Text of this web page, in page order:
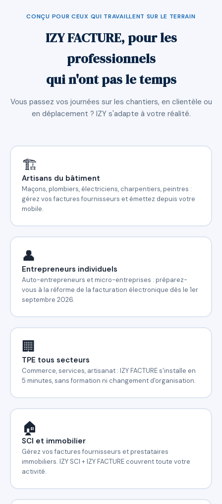
CONÇU POUR CEUX QUI TRAVAILLENT SUR LE TERRAIN
IZY FACTURE, pour les
professionnels
qui n'ont pas le temps
Vous passez vos journées sur les chantiers, en clientèle ou
en déplacement ? IZY s'adapte à votre réalité.
🏗️
Artisans du bâtiment
Maçons, plombiers, électriciens, charpentiers, peintres :
gérez vos factures fournisseurs et émettez depuis votre
mobile.
👤
Entrepreneurs individuels
Auto-entrepreneurs et micro-entreprises : préparez-
vous à la réforme de la facturation électronique dès le 1er
septembre 2026.
🏢
TPE tous secteurs
Commerce, services, artisanat : IZY FACTURE s'installe en
5 minutes, sans formation ni changement d'organisation.
🏠
SCI et immobilier
Gérez vos factures fournisseurs et prestataires
immobiliers. IZY SCI + IZY FACTURE couvrent toute votre
activité.